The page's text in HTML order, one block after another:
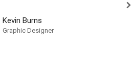
Kevin Burns
Graphic Designer